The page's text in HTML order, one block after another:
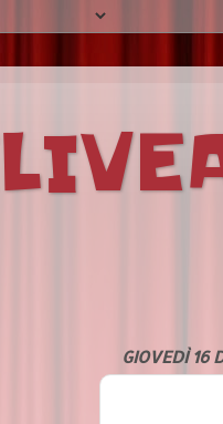
GIOVEDÌ 16